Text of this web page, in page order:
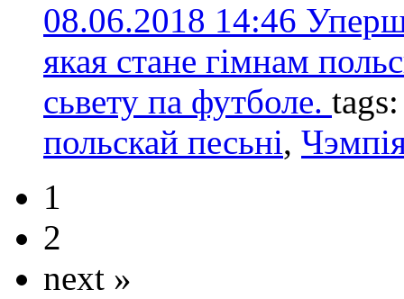
08.06.2018 14:46
якая стане гімнам
сьвету па футболе.
польскай песьні,
1
2
next »